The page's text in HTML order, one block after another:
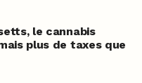
le cannabis
plus de taxes que